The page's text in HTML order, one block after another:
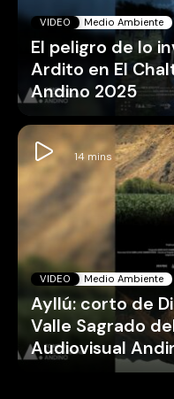
VIDEO Medio Ambiente
El peligro de lo
Ardito en El
Andino 2025
VIDEO Medio Ambiente
Ayllú: corto de
Valle Sagrado
Audiovisual